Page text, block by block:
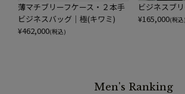
薄マチブリーフケース・２本手
ビジネスバッグ｜極(キワミ)
¥462,000(税込)
ビジネスブ
¥165,000(税込)
Men's Ranking